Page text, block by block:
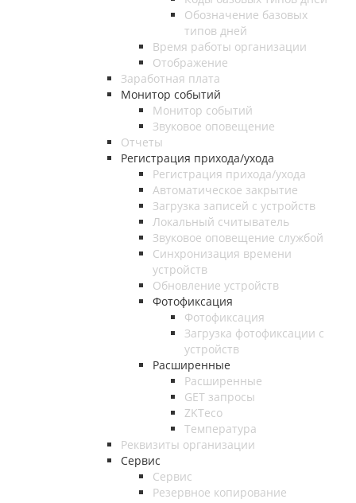
Обозначение базовых
типов дней
Время работы организации
Отображение
Заработная плата
Монитор событий
Монитор событий
Звуковое оповещение
Отчеты
Регистрация прихода/ухода
Регистрация прихода/ухода
Автоматическое закрытие
Загрузка записей с устройств
Локальный считыватель
Звуковое оповещение службой
Синхронизация времени
устройств
Обновление устройств
Фотофиксация
Фотофиксация
Загрузка фотофиксации с
устройств
Расширенные
Расширенные
GET запросы
ZKTeco
Температура
Реквизиты организации
Сервис
Сервис
Резервное копирование